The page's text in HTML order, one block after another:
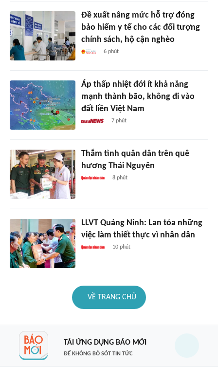
Đề xuất nâng mức hỗ trợ đóng
bảo hiểm y tế cho các đối tượng
chính sách, hộ cận nghèo
6 phút
Áp thấp nhiệt đới ít khả năng
mạnh thành bão, không đi vào
đất liền Việt Nam
7 phút
Thắm tình quân dân trên quê
hương Thái Nguyên
8 phút
LLVT Quảng Ninh: Lan tỏa những
việc làm thiết thực vì nhân dân
10 phút
VỀ TRANG CHỦ
TẢI ỨNG DỤNG BÁO MỚI
ĐỂ KHÔNG BỎ SÓT TIN TỨC